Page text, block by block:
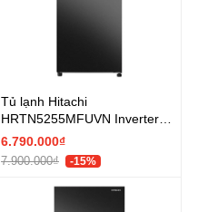
Tủ lạnh Hitachi
HRTN5255MFUVN Inverter
240 lít - Chính hãng
6.790.000₫
7.900.000₫ -15%